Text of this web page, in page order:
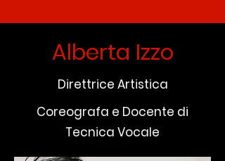
Alberta Izzo
Direttrice Artistica
Coreografa e Docente di
Tecnica Vocale